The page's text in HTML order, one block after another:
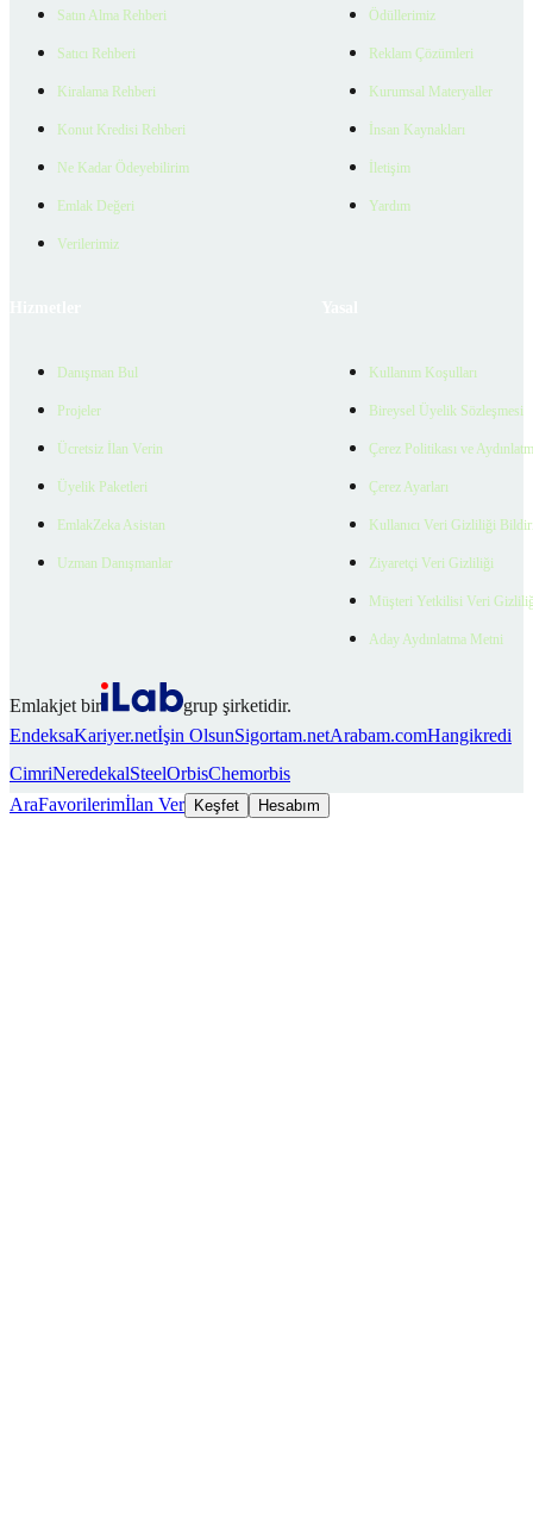
Satın Alma Rehberi
Satıcı Rehberi
Kiralama Rehberi
Konut Kredisi Rehberi
Ne Kadar Ödeyebilirim
Emlak Değeri
Verilerimiz
Ödüllerimiz
Reklam Çözümleri
Kurumsal Materyaller
İnsan Kaynakları
İletişim
Yardım
Danışman Bul
Projeler
Ücretsiz İlan Verin
Üyelik Paketleri
EmlakZeka Asistan
Uzman Danışmanlar
Kullanım Koşulları
Bireysel Üyelik Sözleşmesi
Çerez Politikası ve
Çerez Ayarları
Kullanıcı Veri Gizliliği
Ziyaretçi Veri Gizliliği
Müşteri Yetkilisi Veri
Aday Aydınlatma Metni
Emlakjet bir
grup şirketidir.
EndeksaKariyer.netİşin OlsunSigortam.netArabam.comHangikredi
CimriNeredekalSteelOrbisChemorbis
AraFavorilerimİlan Ver Keşfet Hesabım